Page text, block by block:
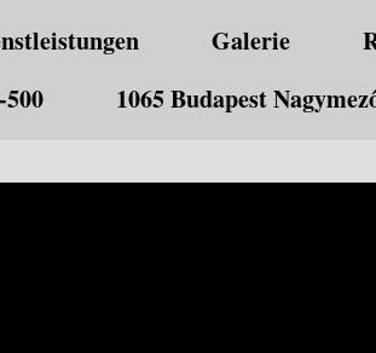
Galerie
1065 Budapest